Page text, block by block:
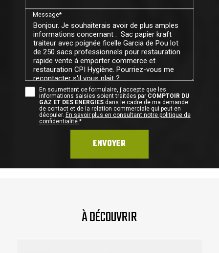
Message*
En soumettant ce formulaire, j'accepte que les
informations saisies soient traitées par COMPTOIR DU
GAZ ET DES ENERGIESdans le cadre de ma demande
de contact et de la relation commerciale qui peut en
découler. En savoir plus en consultant notre politique de
confidentialité.*
À DÉCOUVRIR